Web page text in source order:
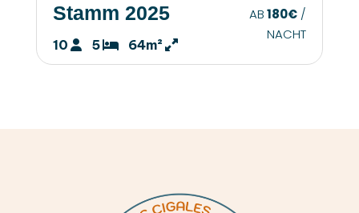
Stamm 2025
10 5 64m²
AB180€ /
NACHT